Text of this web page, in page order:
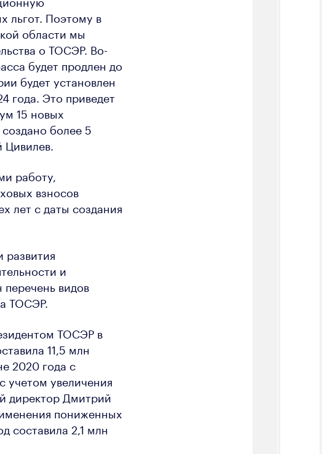
льгот. Поэтому в
области мы
о ТОСЭР. Во-
будет продлен до
будет установлен
года. Это приведет
15 новых
более 5
работу,
взносов
лет с даты создания
и
видов
ТОСЭР.
ТОСЭР в
11,5 млн
2020 года с
учетом увеличения
директор Дмитрий
пониженных
составила 2,1 млн